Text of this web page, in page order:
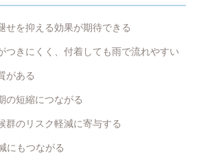
せを抑える効果が期待できる
つきにくく、付着しても雨で流れやすい
がある
の短縮につながる
群のリスク軽減に寄与する
にもつながる